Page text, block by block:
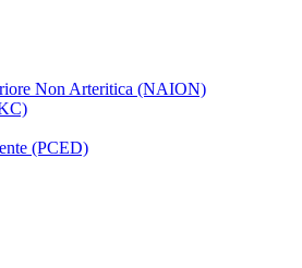
Non Arteritica (NAION)
(PCED)